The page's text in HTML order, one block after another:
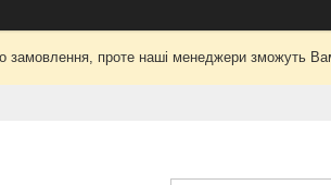
замовлення, проте наші менеджери зможуть